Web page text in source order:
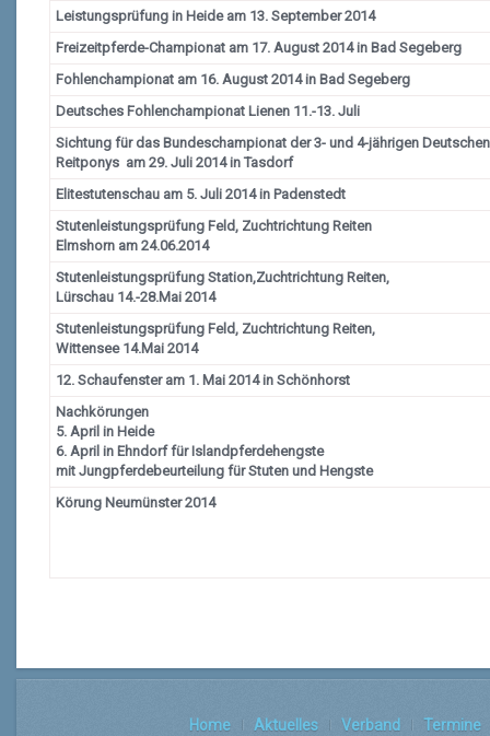
Leistungsprüfung in Heide am 13. September 2014
Freizeitpferde-Championat am 17. August 2014 in Bad Segeberg
Fohlenchampionat am 16. August 2014 in Bad Segeberg
Deutsches Fohlenchampionat Lienen 11.-13. Juli
Sichtung für das Bundeschampionat der 3- und 4-jährigen Deutschen
Reitponys am 29. Juli 2014 in Tasdorf
Elitestutenschau am 5. Juli 2014 in Padenstedt
Stutenleistungsprüfung Feld, Zuchtrichtung Reiten
Elmshorn am 24.06.2014
Stutenleistungsprüfung Station,Zuchtrichtung Reiten,
Lürschau 14.-28.Mai 2014
Stutenleistungsprüfung Feld, Zuchtrichtung Reiten,
Wittensee 14.Mai 2014
12. Schaufenster am 1. Mai 2014 in Schönhorst
Nachkörungen
5. April in Heide
6. April in Ehndorf für Islandpferdehengste
mit Jungpferdebeurteilung für Stuten und Hengste
Körung Neumünster 2014
Home Aktuelles Verband Termine